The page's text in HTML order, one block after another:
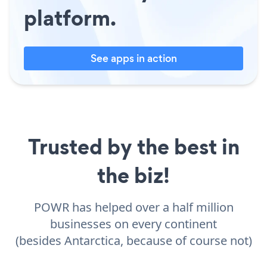
platform.
See apps in action
Trusted by the best in
the biz!
POWR has helped over a half million
businesses on every continent
(besides Antarctica, because of course not)